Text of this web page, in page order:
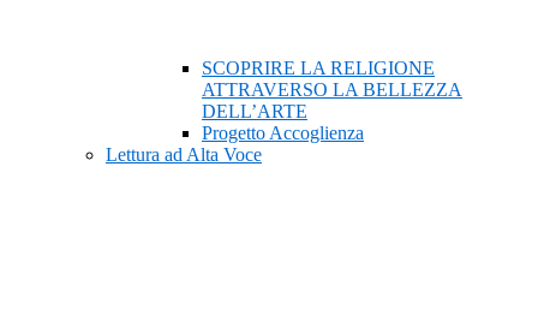
SCOPRIRE LA RELIGIONE
ATTRAVERSO LA BELLEZZA
DELL’ARTE
Progetto Accoglienza
Lettura ad Alta Voce